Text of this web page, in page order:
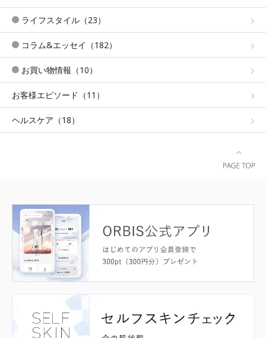
ライフスタイル（23）
コラム&エッセイ（182）
お買い物情報（10）
お客様エピソード（11）
ヘルスケア（18）